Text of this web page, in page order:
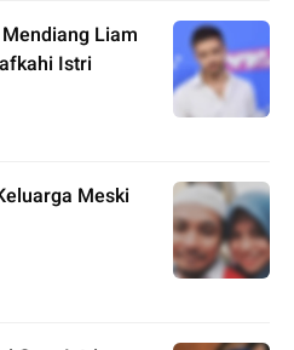
Liam
Istri
Meski